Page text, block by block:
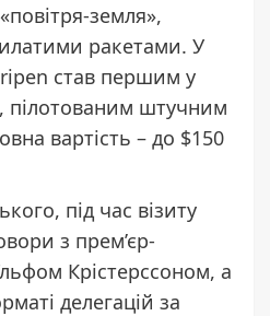
земля»,
ракетами. У
став першим у
пілотованим штучним
вартість – до $150
під час візиту
з прем’єр-
Крістерссоном, а
делегацій за